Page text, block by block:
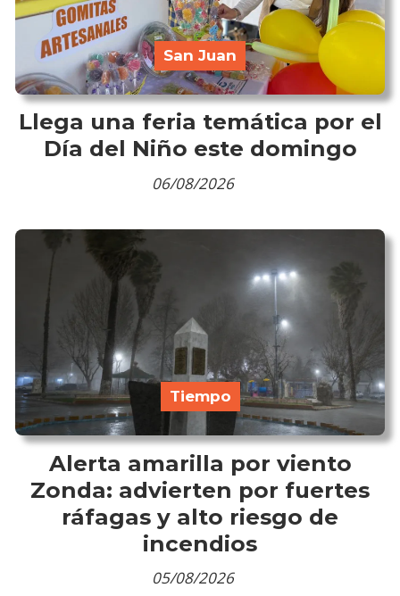
Llega una feria temática por el
Día del Niño este domingo
San Juan
06/08/2026
Alerta amarilla por viento
Zonda: advierten por fuertes
ráfagas y alto riesgo de
incendios
Tiempo
05/08/2026